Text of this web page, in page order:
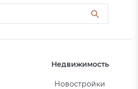
Недвижимость
Новостройки